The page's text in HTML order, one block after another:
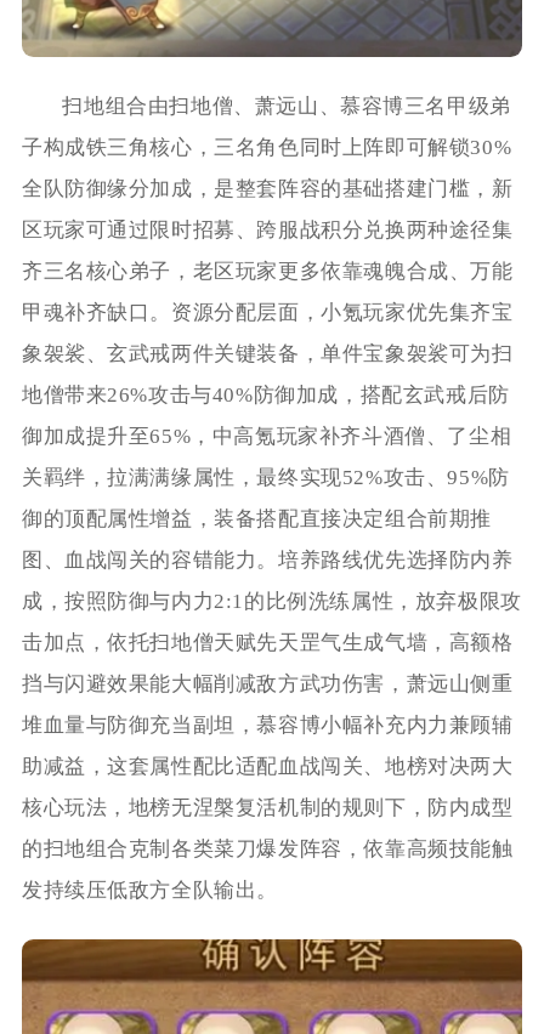
扫地组合由扫地僧、萧远山、慕容博三名甲级弟
子构成铁三角核心，三名角色同时上阵即可解锁30%
全队防御缘分加成，是整套阵容的基础搭建门槛，新
区玩家可通过限时招募、跨服战积分兑换两种途径集
齐三名核心弟子，老区玩家更多依靠魂魄合成、万能
甲魂补齐缺口。资源分配层面，小氪玩家优先集齐宝
象袈裟、玄武戒两件关键装备，单件宝象袈裟可为扫
地僧带来26%攻击与40%防御加成，搭配玄武戒后防
御加成提升至65%，中高氪玩家补齐斗酒僧、了尘相
关羁绊，拉满满缘属性，最终实现52%攻击、95%防
御的顶配属性增益，装备搭配直接决定组合前期推
图、血战闯关的容错能力。培养路线优先选择防内养
成，按照防御与内力2:1的比例洗练属性，放弃极限攻
击加点，依托扫地僧天赋先天罡气生成气墙，高额格
挡与闪避效果能大幅削减敌方武功伤害，萧远山侧重
堆血量与防御充当副坦，慕容博小幅补充内力兼顾辅
助减益，这套属性配比适配血战闯关、地榜对决两大
核心玩法，地榜无涅槃复活机制的规则下，防内成型
的扫地组合克制各类菜刀爆发阵容，依靠高频技能触
发持续压低敌方全队输出。